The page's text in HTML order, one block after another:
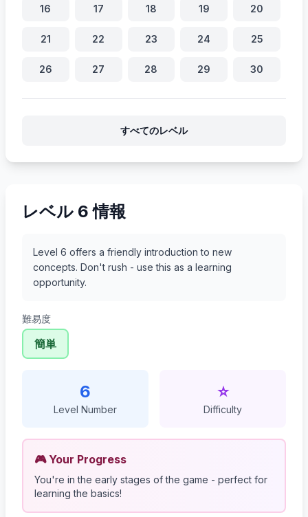
16 17 18 19 20
21 22 23 24 25
26 27 28 29 30
すべてのレベル
レベル 6 情報
Level 6 offers a friendly introduction to new
concepts. Don't rush - use this as a learning
opportunity.
難易度
簡単
6
Level Number
⭐
Difficulty
🎮 Your Progress
You're in the early stages of the game - perfect for
learning the basics!